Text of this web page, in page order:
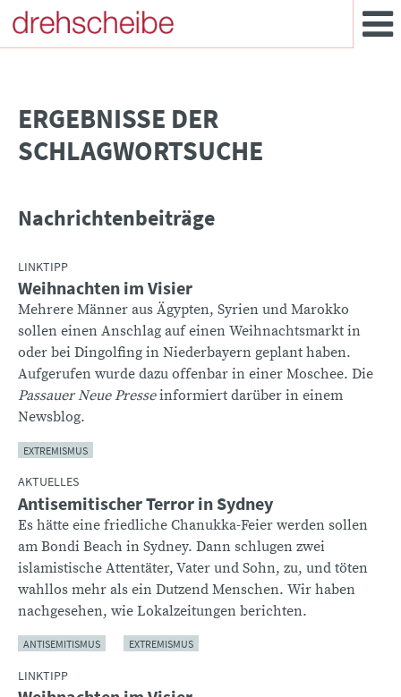
­ERGEBNISSE DER
SCHLAGWORTSUCHE
Nachrichtenbeiträge
LINKTIPP
Weihnachten im Visier
Mehrere Männer aus Ägypten, Syrien und Marokko
sollen einen Anschlag auf einen Weihnachtsmarkt in
oder bei Dingolfing in Niederbayern geplant haben.
Aufgerufen wurde dazu offenbar in einer Moschee. Die
Passauer Neue Presseinformiert darüber in einem
Newsblog.
EXTREMISMUS
AKTUELLES
Antisemitischer Terror in Sydney
Es hätte eine friedliche Chanukka-Feier werden sollen
am Bondi Beach in Sydney. Dann schlugen zwei
islamistische Attentäter, Vater und Sohn, zu, und töten
wahllos mehr als ein Dutzend Menschen. Wir haben
nachgesehen, wie Lokalzeitungen berichten.
ANTISEMITISMUS EXTREMISMUS
LINKTIPP